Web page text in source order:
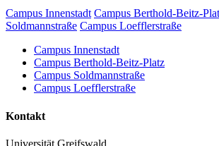
Campus Innenstadt Campus Berthold-Beitz-
Soldmannstraße Campus Loefflerstraße
Campus Innenstadt
Campus Berthold-Beitz-Platz
Campus Soldmannstraße
Campus Loefflerstraße
Kontakt
Universität Greifswald